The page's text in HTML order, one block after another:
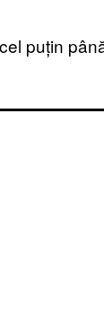
puțin